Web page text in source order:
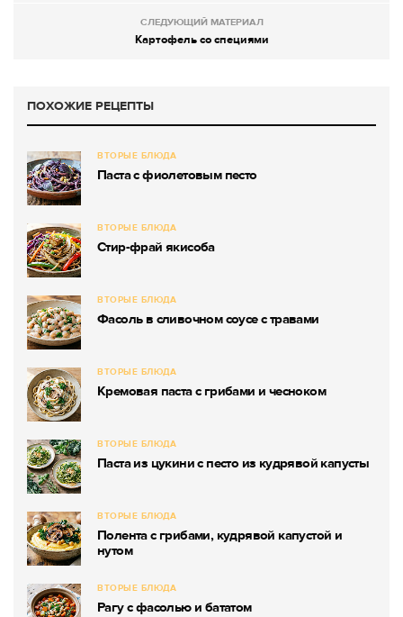
СЛЕДУЮЩИЙ МАТЕРИАЛ
Картофель со специями
ПОХОЖИЕ РЕЦЕПТЫ
ВТОРЫЕ БЛЮДА
Паста с фиолетовым песто
ВТОРЫЕ БЛЮДА
Стир-фрай якисоба
ВТОРЫЕ БЛЮДА
Фасоль в сливочном соусе с травами
ВТОРЫЕ БЛЮДА
Кремовая паста с грибами и чесноком
ВТОРЫЕ БЛЮДА
Паста из цукини с песто из кудрявой капусты
ВТОРЫЕ БЛЮДА
Полента с грибами, кудрявой капустой и
нутом
ВТОРЫЕ БЛЮДА
Рагу с фасолью и бататом